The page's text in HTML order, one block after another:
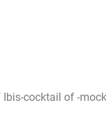
cocktail of -